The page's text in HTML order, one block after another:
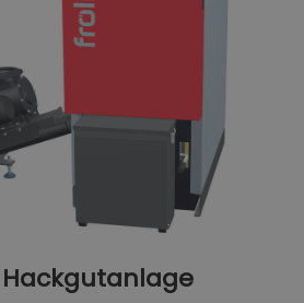
Hackgutanlage